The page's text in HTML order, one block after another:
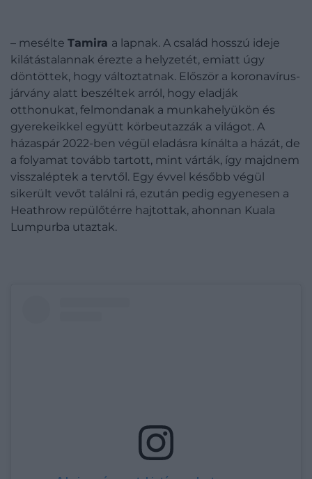
– mesélte Tamira a lapnak. A család hosszú ideje
kilátástalannak érezte a helyzetét, emiatt úgy
döntöttek, hogy változtatnak. Először a koronavírus-
járvány alatt beszéltek arról, hogy eladják
otthonukat, felmondanak a munkahelyükön és
gyerekeikkel együtt körbeutazzák a világot. A
házaspár 2022-ben végül eladásra kínálta a házát, de
a folyamat tovább tartott, mint várták, így majdnem
visszaléptek a tervtől. Egy évvel később végül
sikerült vevőt találni rá, ezután pedig egyenesen a
Heathrow repülőtérre hajtottak, ahonnan Kuala
Lumpurba utaztak.